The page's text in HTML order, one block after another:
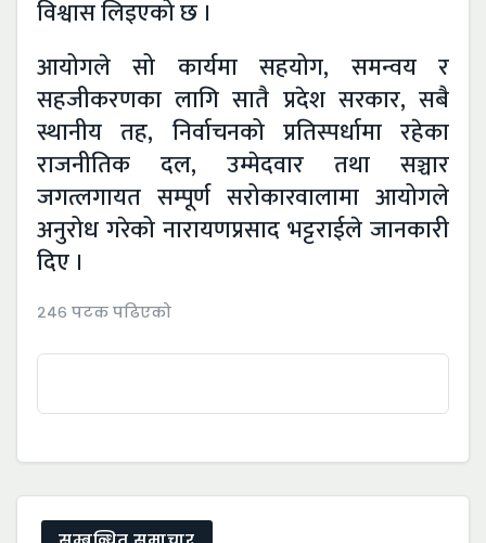
विश्वास लिइएको छ ।
आयोगले सो कार्यमा सहयोग, समन्वय र
सहजीकरणका लागि सातै प्रदेश सरकार, सबै
स्थानीय तह, निर्वाचनको प्रतिस्पर्धामा रहेका
राजनीतिक दल, उम्मेदवार तथा सञ्चार
जगत्लगायत सम्पूर्ण सरोकारवालामा आयोगले
अनुरोध गरेको नारायणप्रसाद भट्टराईले जानकारी
दिए ।
२४६ पटक पढिएको